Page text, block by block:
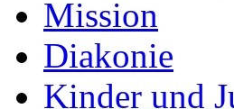
Mission
Diakonie
Kinder und